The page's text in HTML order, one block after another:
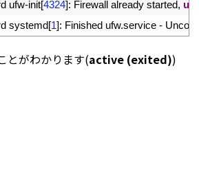
ufw-init[4324]: Firewall already started,
systemd[1]: Finished ufw.service -
とがわかります(active (exited))